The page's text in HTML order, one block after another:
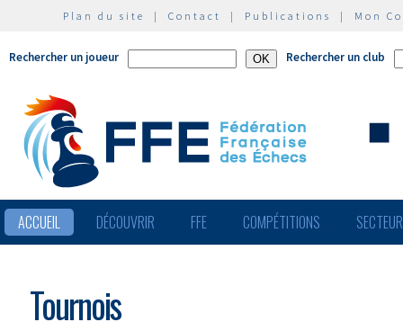
Plan du site | Contact | Publications | Mon
Rechercher un joueur Rechercher un club
ACCUEIL DÉCOUVRIR FFE COMPÉTITIONS
Tournois